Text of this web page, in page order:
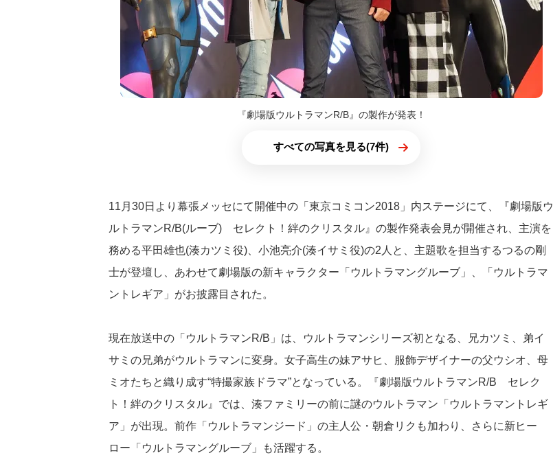
『劇場版ウルトラマンR/B』の製作が発表！
すべての写真を見る(7件)
11月30日より幕張メッセにて開催中の「東京コミコン2018」内ステージにて、『劇場版ウ
ルトラマンR/B(ルーブ) セレクト！絆のクリスタル』の製作発表会見が開催され、主演を
務める平田雄也(湊カツミ役)、小池亮介(湊イサミ役)の2人と、主題歌を担当するつるの剛
士が登壇し、あわせて劇場版の新キャラクター「ウルトラマングルーブ」、「ウルトラマ
ントレギア」がお披露目された。
現在放送中の「ウルトラマンR/B」は、ウルトラマンシリーズ初となる、兄カツミ、弟イ
サミの兄弟がウルトラマンに変身。女子高生の妹アサヒ、服飾デザイナーの父ウシオ、母
ミオたちと織り成す“特撮家族ドラマ”となっている。『劇場版ウルトラマンR/B セレク
ト！絆のクリスタル』では、湊ファミリーの前に謎のウルトラマン「ウルトラマントレギ
ア」が出現。前作「ウルトラマンジード」の主人公・朝倉リクも加わり、さらに新ヒー
ロー「ウルトラマングルーブ」も活躍する。